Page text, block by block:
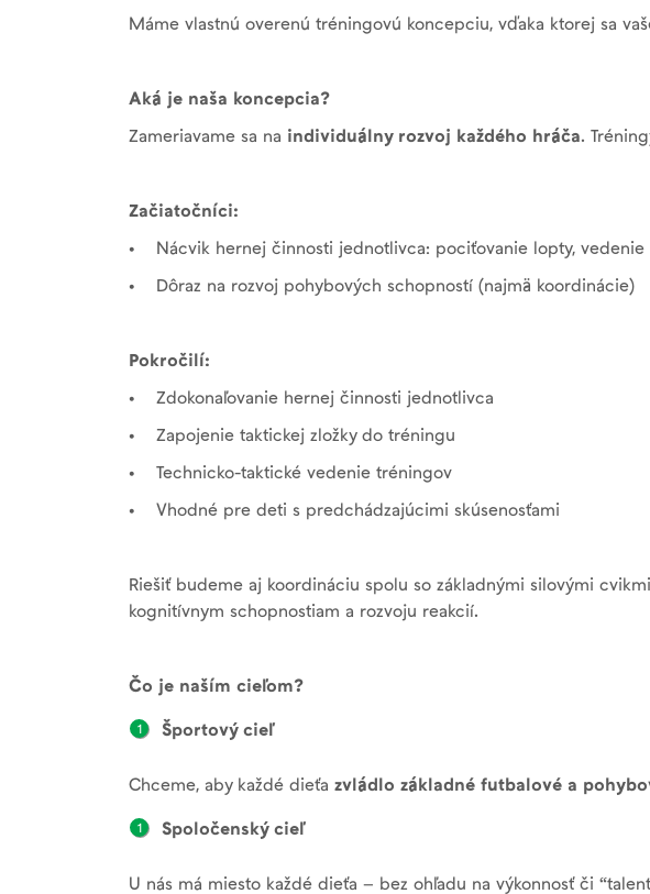
Máme vlastnú overenú tréningovú koncepciu, vďaka ktorej sa
Aká je naša koncepcia?
Zameriavame sa na individuálny rozvoj každého hráča.
Začiatočníci:
• Nácvik hernej činnosti jednotlivca: pociťovanie lopty, vedenie
• Dôraz na rozvoj pohybových schopností (najmä koordinácie)
Pokročilí:
• Zdokonaľovanie hernej činnosti jednotlivca
• Zapojenie taktickej zložky do tréningu
• Technicko-taktické vedenie tréningov
• Vhodné pre deti s predchádzajúcimi skúsenosťami
Riešiť budeme aj koordináciu spolu so základnými silovými
kognitívnym schopnostiam a rozvoju reakcií.
Čo je naším cieľom?
Športový cieľ
Chceme, aby každé dieťa zvládlo základné futbalové a
Spoločenský cieľ
U nás má miesto každé dieťa – bez ohľadu na výkonnosť či